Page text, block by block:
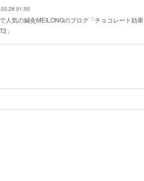
01:50
人気の鍼灸MEILONGのブログ「チョコレート効果
」